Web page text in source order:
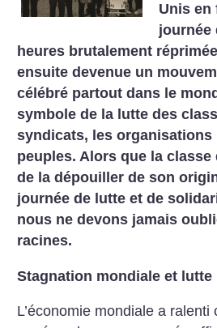
Unis en
journée
heures brutalement
ensuite devenue un
célébré partout dans le
symbole de la lutte des
syndicats, les
peuples. Alors que la
de la dépouiller de son
journée de lutte et de
nous ne devons jamais
racines.
Stagnation mondiale et lutte
L’économie mondiale a ralenti